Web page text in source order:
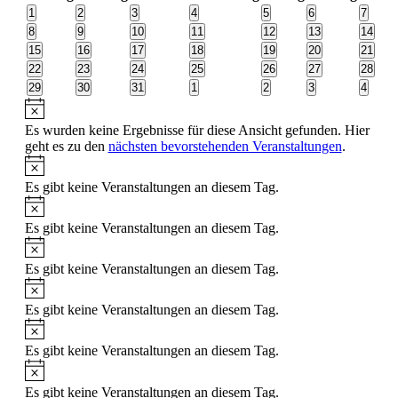
Veranstaltungen
0
Veranstaltungen
1
0
Veranstaltungen
2
0
Veranstaltungen
3
0
Veranstaltungen
4
0
Veranstaltungen
5
0
Veranstaltungen
6
0
7
0
Veranstaltungen
8
0
Veranstaltungen
9
0
Veranstaltungen
10
0
Veranstaltungen
11
0
Veranstaltungen
12
0
Veranstaltungen
13
014
0
Veranstaltungen
15
0
Veranstaltungen
16
0
Veranstaltungen
17
0
Veranstaltungen
18
0
Veranstaltungen
19
0
Veranstaltungen
20
0
21
0
Veranstaltungen
22
0
Veranstaltungen
23
0
Veranstaltungen
24
0
Veranstaltungen
25
0
Veranstaltungen
26
0
Veranstaltungen
27
0
28
0
Veranstaltungen
29
0
Veranstaltungen
30
0
Veranstaltungen
31
0
Veranstaltungen
1
0
Veranstaltungen
2
0
Veranstaltungen
3
0
4
Hinweis
Es wurden keine Ergebnisse für diese Ansicht gefunden. Hier
geht es zu den nächsten bevorstehenden Veranstaltungen.
Hinweis
Es gibt keine Veranstaltungen an diesem Tag.
Hinweis
Es gibt keine Veranstaltungen an diesem Tag.
Hinweis
Es gibt keine Veranstaltungen an diesem Tag.
Hinweis
Es gibt keine Veranstaltungen an diesem Tag.
Hinweis
Es gibt keine Veranstaltungen an diesem Tag.
Hinweis
Es gibt keine Veranstaltungen an diesem Tag.